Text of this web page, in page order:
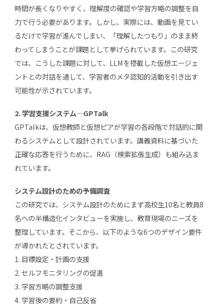
時間が長くなりやすく、理解度の確認や学習方略の調整を自
力で行う必要があります。しかし、実際には、動画を見てい
るだけで学習が進んでしまい、「理解したつもり」のまま終
わってしまうことが課題として挙げられています。この研究
では、こうした課題に対して、LLMを搭載した仮想エージェ
ントとの対話を通して、学習者のメタ認知的活動を引き出す
可能性が示されています。
2. 学習支援システム―GPTalk
GPTalkは、仮想教師と仮想ピアが学習の各段階で対話的に関
わるシステムとして設計されています。講義資料に基づいた
正確な応答を行うために、RAG（検索拡張生成）も組み込ま
れています。
システム設計のための予備調査
この研究では、システム設計のためにまず高校生10名と教員8
名への半構造化インタビューを実施し、教育現場のニーズを
整理しています。そこから、以下のような6つのデザイン要件
が導かれたとされています。
1. 目標設定・計画の支援
2. セルフモニタリングの促進
3. 学習方略の調整支援
4. 学習後の要約・自己反省